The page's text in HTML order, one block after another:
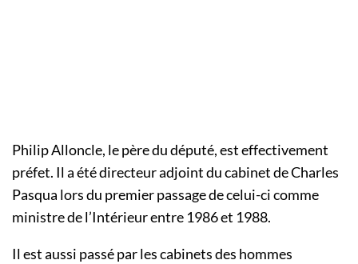
Philip Alloncle, le père du député, est effectivement
préfet. Il a été directeur adjoint du cabinet de Charles
Pasqua lors du premier passage de celui-ci comme
ministre de l’Intérieur entre 1986 et 1988.
Il est aussi passé par les cabinets des hommes